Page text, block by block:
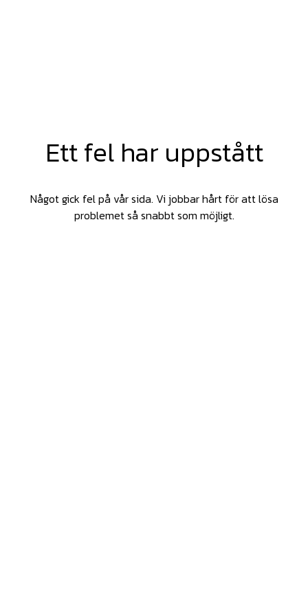
Ett fel har uppstått
Något gick fel på vår sida. Vi jobbar hårt för att lösa
problemet så snabbt som möjligt.